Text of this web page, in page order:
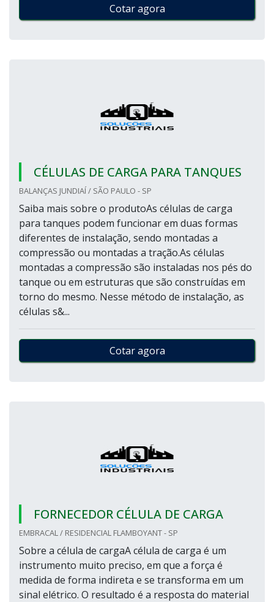
Cotar agora
CÉLULAS DE CARGA PARA TANQUES
BALANÇAS JUNDIAÍ / SÃO PAULO - SP
Saiba mais sobre o produtoAs células de carga
para tanques podem funcionar em duas formas
diferentes de instalação, sendo montadas a
compressão ou montadas a tração.As células
montadas a compressão são instaladas nos pés do
tanque ou em estruturas que são construídas em
torno do mesmo. Nesse método de instalação, as
células s&...
Cotar agora
FORNECEDOR CÉLULA DE CARGA
EMBRACAL / RESIDENCIAL FLAMBOYANT - SP
Sobre a célula de cargaA célula de carga é um
instrumento muito preciso, em que a força é
medida de forma indireta e se transforma em um
sinal elétrico. O resultado é a resposta do material